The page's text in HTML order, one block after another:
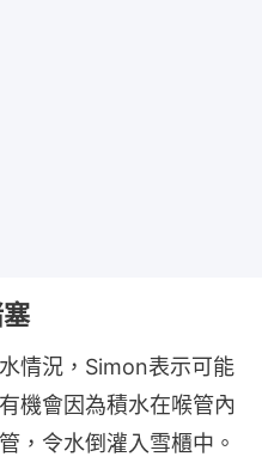
情況，Simon表示可能
機會因為積水在喉管內
，令水倒灌入雪櫃中。